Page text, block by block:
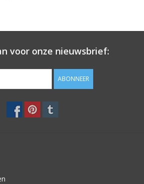
voor onze nieuwsbrief:
ABONNEER